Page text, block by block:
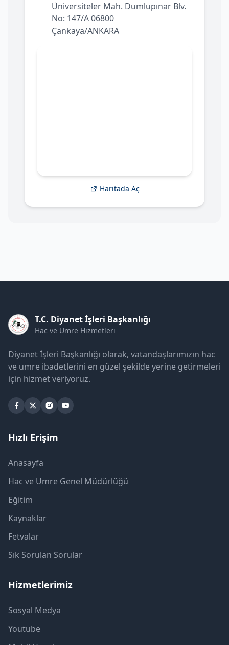
Üniversiteler Mah. Dumlupınar Blv.
No: 147/A 06800
Çankaya/ANKARA
Haritada Aç
T.C. Diyanet İşleri Başkanlığı
Hac ve Umre Hizmetleri
Diyanet İşleri Başkanlığı olarak, vatandaşlarımızın hac
ve umre ibadetlerini en güzel şekilde yerine getirmeleri
için hizmet veriyoruz.
Hızlı Erişim
Anasayfa
Hac ve Umre Genel Müdürlüğü
Eğitim
Kaynaklar
Fetvalar
Sık Sorulan Sorular
Hizmetlerimiz
Sosyal Medya
Youtube